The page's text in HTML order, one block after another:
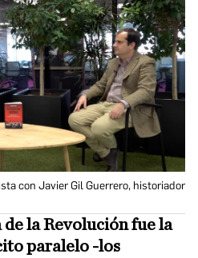
con Javier Gil Guerrero, historiador
la Revolución fue la
paralelo -los